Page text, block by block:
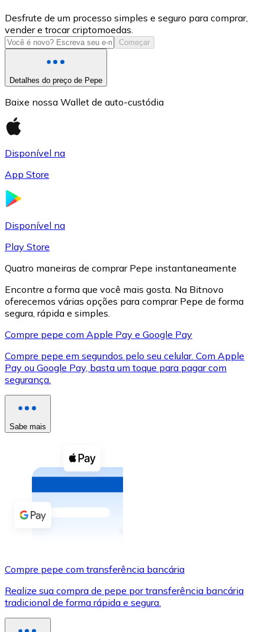
USD Coin
USDC
XRP
XRP
Ver tudo
Cupons cripto
Compre criptomoedas com dinheiro e outros
Comprar com dinheiro
Transferência SEPA
Use cartões Visa e Mastercard para comprar
Comprar com cartão
Desfrute de um processo simples e seguro para comprar,
vender e trocar criptomoedas.
Começar
Detalhes do preço de Pepe
Baixe nossa Wallet de auto-custódia
Disponível na
App Store
Disponível na
Play Store
Quatro maneiras de comprar Pepe instantaneamente
Encontre a forma que você mais gosta. Na Bitnovo
oferecemos várias opções para comprar Pepe de forma
segura, rápida e simples.
Compre pepe com Apple Pay e Google Pay
Compre pepe em segundos pelo seu celular. Com Apple
Pay ou Google Pay, basta um toque para pagar com
segurança.
Sabe mais
Compre pepe com transferência bancária
Realize sua compra de pepe por transferência bancária
tradicional de forma rápida e segura.